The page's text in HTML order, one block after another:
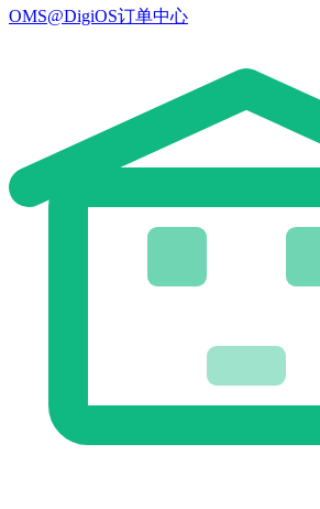
OMS@DigiOS订单中心